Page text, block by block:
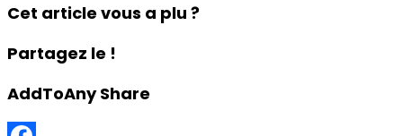
Cet article vous a plu ?
Partagez le !
AddToAny Share